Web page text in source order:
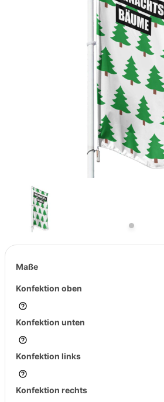
Maße
Konfektion oben
Konfektion unten
Konfektion links
Konfektion rechts